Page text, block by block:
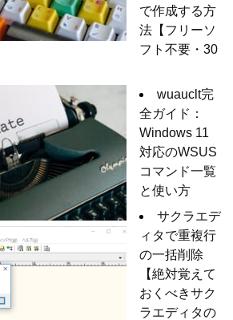
で作成する方
法【フリーソ
フト不要・30
wuauclt完
全ガイド：
Windows 11
対応のWSUS
コマンド一覧
と使い方
サクラエデ
ィタで重複行
の一括削除
【絶対覚えて
おくべきサク
ラエディタの